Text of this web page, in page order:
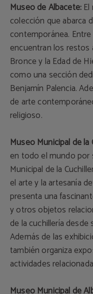
Museo de Albacete:
colección que abarca
contemporánea.
encuentran los restos
Bronce y la Edad de
como una sección
Benjamín Palencia.
de arte
religioso.
Museo Municipal de la
en todo el mundo por
Municipal de la
el arte y la artesanía
presenta una
y otros objetos
de la cuchillería desde
Además de las
también organiza
actividades